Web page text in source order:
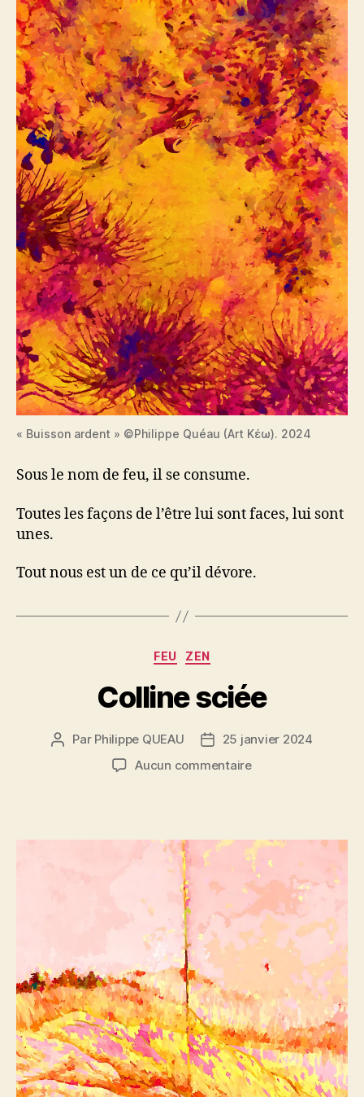
« Buisson ardent » ©Philippe Quéau (Art Κέω). 2024
Sous le nom de feu, il se consume.
Toutes les façons de l’être lui sont faces, lui sont
unes.
Tout nous est un de ce qu’il dévore.
Catégories
FEU ZEN
Colline sciée
Auteur
Par Philippe QUEAU
Date25 janvier 2024
Aucun commentairesur